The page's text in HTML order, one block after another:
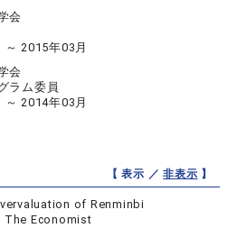
会
2015年03月
会
ラム委員
2014年03月
【 表示 ／非表示 】
of Renminbi
The Economist